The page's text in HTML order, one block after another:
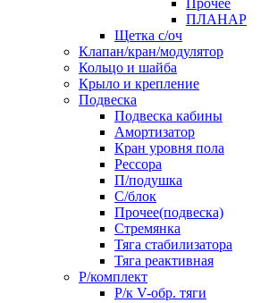
Прочее
ПЛАНАР
Щетка с/оч
Клапан/кран/модулятор
Кольцо и шайба
Крыло и крепление
Подвеска
Подвеска кабины
Амортизатор
Кран уровня пола
Рессора
П/подушка
С/блок
Прочее(подвеска)
Стремянка
Тяга стабилизатора
Тяга реактивная
Р/комплект
Р/к V-обр. тяги